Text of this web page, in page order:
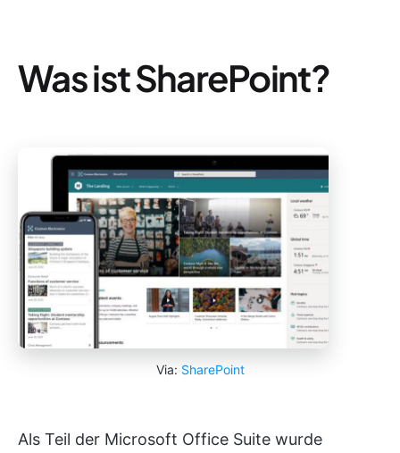
Was ist SharePoint?
Via: SharePoint
Als Teil der Microsoft Office Suite wurde